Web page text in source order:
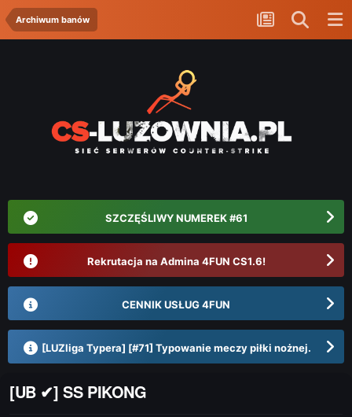
Archiwum banów
SZCZĘŚLIWY NUMEREK #61
Rekrutacja na Admina 4FUN CS1.6!
CENNIK USŁUG 4FUN
[LUZliga Typera] [#71] Typowanie meczy piłki nożnej.
[UB ✔] SS PIKONG